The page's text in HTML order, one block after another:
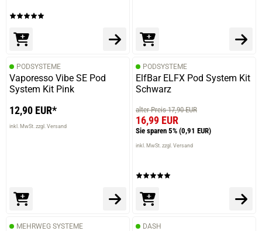
PODSYSTEME
Vaporesso Vibe SE Pod
System Kit Pink
12,90 EUR*
inkl. MwSt. zzgl. Versand
PODSYSTEME
ElfBar ELFX Pod System Kit
Schwarz
alter Preis 17,90 EUR
16,99 EUR
Sie sparen 5% (0,91 EUR)
inkl. MwSt. zzgl. Versand
MEHRWEG SYSTEME DASH